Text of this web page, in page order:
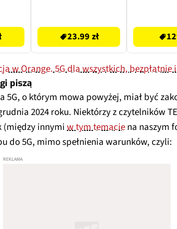
23.99 zł
w Orange. 5G dla wszystkich,
piszą
5G, o którym mowa powyżej, miał być
2024 roku. Niektórzy z czytelników
(między innymiw tym temaciena naszym
do 5G, mimo spełnienia warunków, czyli: